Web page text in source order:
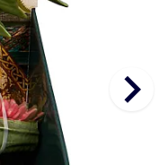
keyboard_arrow_right